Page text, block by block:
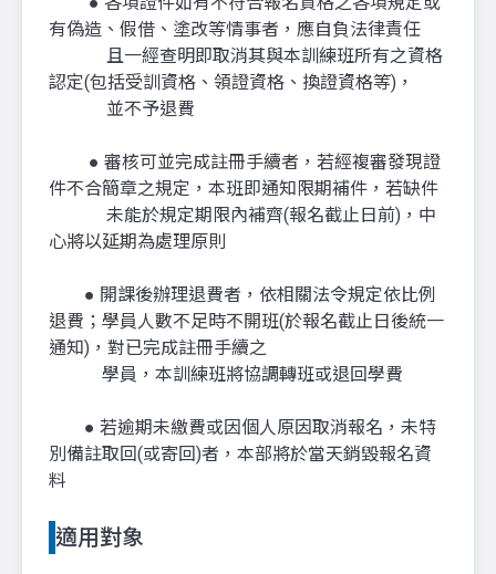
有偽造、假借、塗改等情事者，應自負法律責任
且一經查明即取消其與本訓練班所有之資格
認定(包括受訓資格、領證資格、換證資格等)，
並不予退費
● 審核可並完成註冊手續者，若經複審發現證
件不合簡章之規定，本班即通知限期補件，若缺件
未能於規定期限內補齊(報名截止日前)，中
心將以延期為處理原則
● 開課後辦理退費者，依相關法令規定依比例
退費；學員人數不足時不開班(於報名截止日後統一
通知)，對已完成註冊手續之
學員，本訓練班將協調轉班或退回學費
● 若逾期未繳費或因個人原因取消報名，未特
別備註取回(或寄回)者，本部將於當天銷毀報名資
料
適用對象